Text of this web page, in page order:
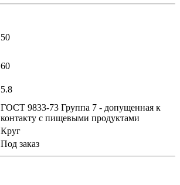
50
60
5.8
ГОСТ 9833-73 Группа 7 - допущенная к
контакту с пищевыми продуктами
Круг
Под заказ